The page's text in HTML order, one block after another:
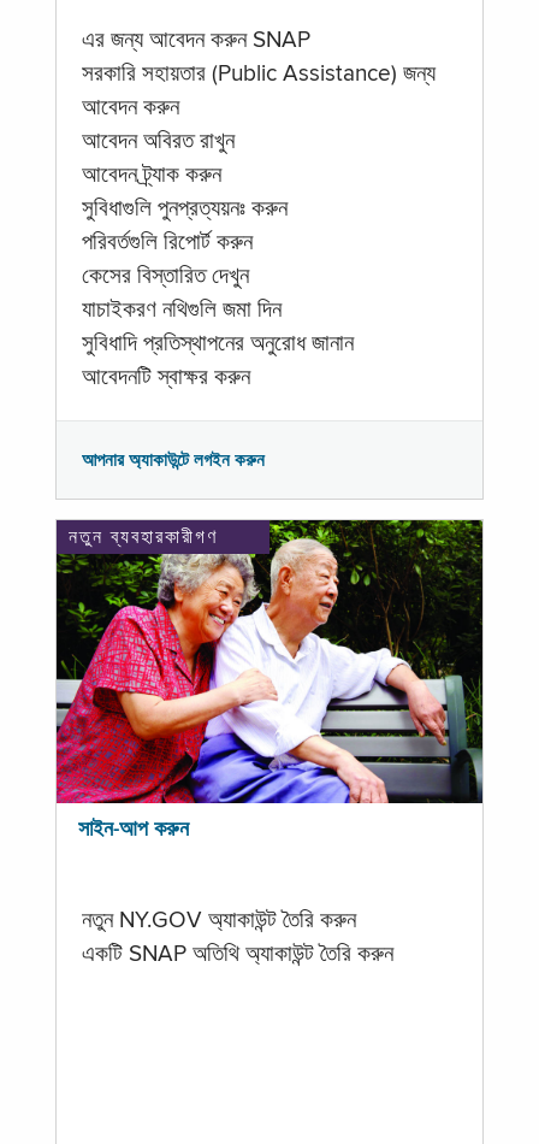
এর জন্য আবেদন করুন SNAP
সরকারি সহায়তার (Public Assistance) জন্য
আবেদন করুন
আবেদন অবিরত রাখুন
আবেদন ট্র্যাক করুন
সুবিধাগুলি পুনপ্রত্যয়নঃ করুন
পরিবর্তগুলি রিপোর্ট করুন
কেসের বিস্তারিত দেখুন
যাচাইকরণ নথিগুলি জমা দিন
সুবিধাদি প্রতিস্থাপনের অনুরোধ জানান
আবেদনটি স্বাক্ষর করুন
আপনার অ্যাকাউন্টে লগইন করুন
নতুন ব্যবহারকারীগণ
সাইন-আপ করুন
নতুন NY.GOV অ্যাকাউন্ট তৈরি করুন
একটি SNAP অতিথি অ্যাকাউন্ট তৈরি করুন